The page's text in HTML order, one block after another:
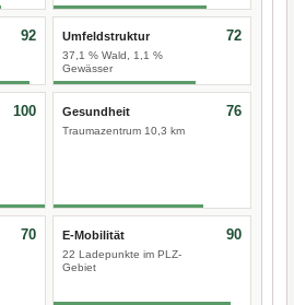
92 Umfeldstruktur
37,1 % Wald, 1,1 %
Gewässer
72
100 Gesundheit
Traumazentrum 10,3 km
76
70 E-Mobilität
22 Ladepunkte im PLZ-
Gebiet
90